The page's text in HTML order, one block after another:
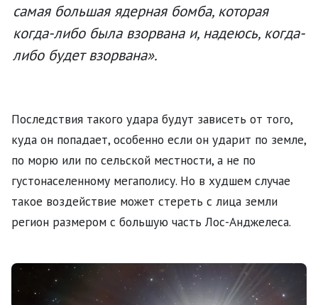
самая большая ядерная бомба, которая
когда-либо была взорвана и, надеюсь, когда-
либо будет взорвана».
Последствия такого удара будут зависеть от того,
куда он попадает, особенно если он ударит по земле,
по морю или по сельской местности, а не по
густонаселенному мегаполису. Но в худшем случае
такое воздействие может стереть с лица земли
регион размером с большую часть Лос-Анджелеса.